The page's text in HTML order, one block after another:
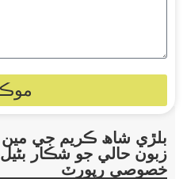
بلڙي شاھ ڪريم جي
زبون حالي جو شڪار
خصوصي رپورٽ